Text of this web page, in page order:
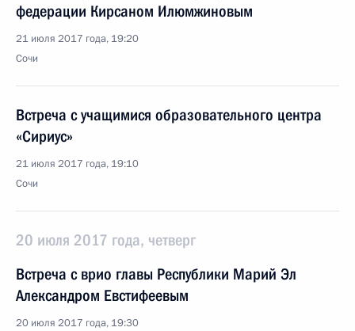
федерации Кирсаном Илюмжиновым
21 июля 2017 года, 19:20
Сочи
Встреча с учащимися образовательного центра
«Сириус»
21 июля 2017 года, 19:10
Сочи
20 июля 2017 года, четверг
Встреча с врио главы Республики Марий Эл
Александром Евстифеевым
20 июля 2017 года, 19:30